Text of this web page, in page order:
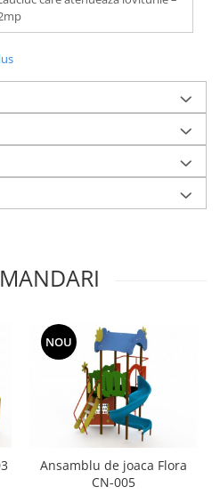
NOU
Ansamblu de joaca Flora
CN-005